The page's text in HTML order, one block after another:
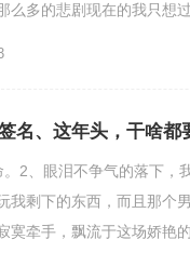
么多的悲剧现在的我只想
名、这年头，干啥都
2、眼泪不争气的落下，
我剩下的东西，而且那个
寞牵手，飘流于这场娇艳